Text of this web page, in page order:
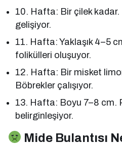
10. Hafta: Bir çilek kadar.
gelişiyor.
11. Hafta: Yaklaşık 4–5
folikülleri oluşuyor.
12. Hafta: Bir misket
Böbrekler çalışıyor.
13. Hafta: Boyu 7–8 cm.
belirginleşiyor.
Mide Bulantısı